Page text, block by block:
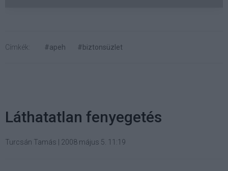
Címkék: #apeh #biztonsüzlet
Láthatatlan fenyegetés
Turcsán Tamás 2008 május 5. 11:19